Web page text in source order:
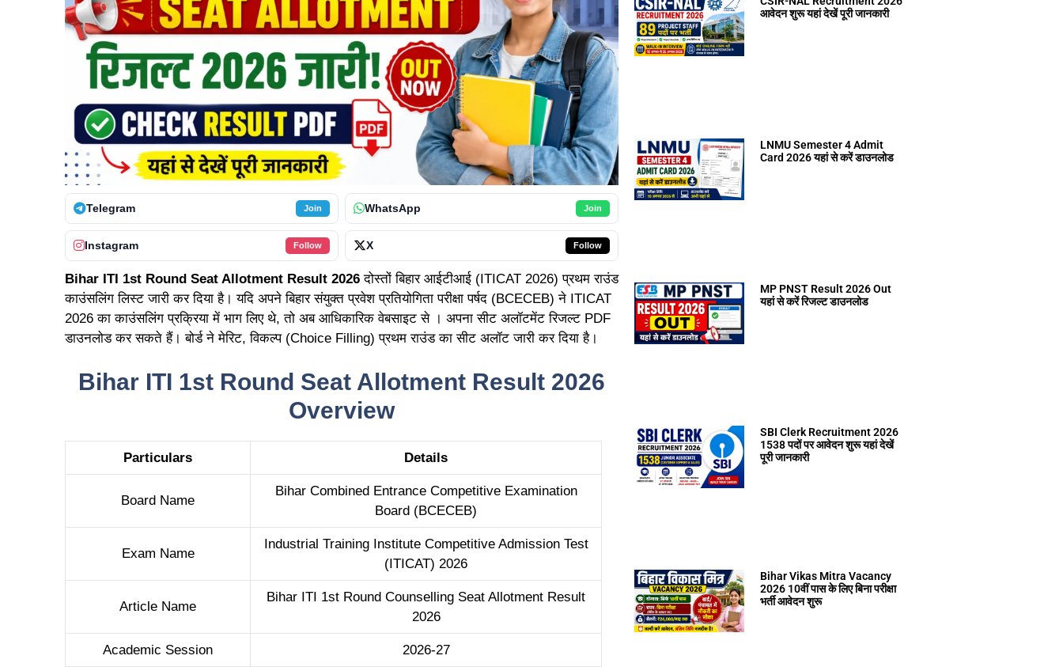
Telegram Join WhatsApp Join
Instagram Follow X Follow
Bihar ITI 1st Round Seat Allotment Result 2026 दोस्तों बिहार आईटीआई (ITICAT 2026) प्रथम राउंड
काउंसलिंग लिस्ट जारी कर दिया है। यदि अपने बिहार संयुक्त प्रवेश प्रतियोगिता परीक्षा पर्षद (BCECEB) ने ITICAT
2026 का काउंसलिंग प्रक्रिया में भाग लिए थे, तो अब आधिकारिक वेबसाइट से । अपना सीट अलॉटमेंट रिजल्ट PDF
डाउनलोड कर सकते हैं। बोर्ड ने मेरिट, विकल्प (Choice Filling) प्रथम राउंड का सीट अलॉट जारी कर दिया है।
Bihar ITI 1st Round Seat Allotment Result 2026
Overview
Particulars Details
Board Name
Bihar Combined Entrance Competitive Examination
Board (BCECEB)
Exam Name
Industrial Training Institute Competitive Admission Test
(ITICAT) 2026
Article Name
Bihar ITI 1st Round Counselling Seat Allotment Result
2026
Academic Session 2026-27
आवेदन शुरू यहां देखें पूरी जानकारी
LNMU Semester 4 Admit
Card 2026 यहां से करें डाउनलोड
MP PNST Result 2026 Out
यहां से करें रिजल्ट डाउनलोड
SBI Clerk Recruitment 2026
1538 पदों पर आवेदन शुरू यहां देखें
पूरी जानकारी
Bihar Vikas Mitra Vacancy
2026 10वीं पास के लिए बिना परीक्षा
भर्ती आवेदन शुरू